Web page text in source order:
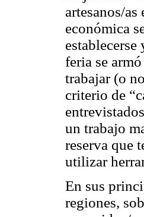
artesanos/
económica
feria se
trabajar (o
criterio de “
un trabajo
reserva que
utilizar
En sus
regiones,